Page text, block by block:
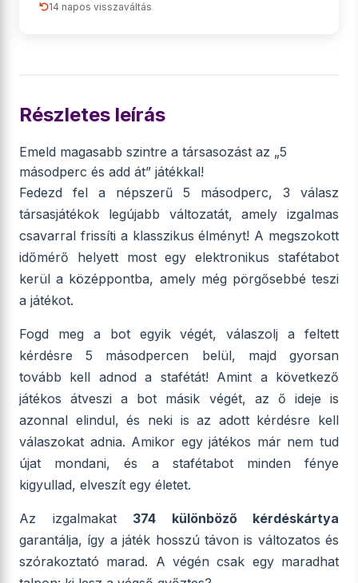
14 napos visszaváltás
Részletes leírás
Emeld magasabb szintre a társasozást az „5
másodperc és add át” játékkal!
Fedezd fel a népszerű 5 másodperc, 3 válasz
társasjátékok legújabb változatát, amely izgalmas
csavarral frissíti a klasszikus élményt! A megszokott
időmérő helyett most egy elektronikus stafétabot
kerül a középpontba, amely még pörgősebbé teszi
a játékot.
Fogd meg a bot egyik végét, válaszolj a feltett
kérdésre 5 másodpercen belül, majd gyorsan
tovább kell adnod a stafétát! Amint a következő
játékos átveszi a bot másik végét, az ő ideje is
azonnal elindul, és neki is az adott kérdésre kell
válaszokat adnia. Amikor egy játékos már nem tud
újat mondani, és a stafétabot minden fénye
kigyullad, elveszít egy életet.
Az izgalmakat 374 különböző kérdéskártya
garantálja, így a játék hosszú távon is változatos és
szórakoztató marad. A végén csak egy maradhat